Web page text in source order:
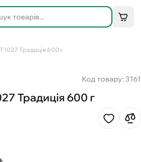
Традиція 600 г
Код товару: 3161
Традиція 600 г